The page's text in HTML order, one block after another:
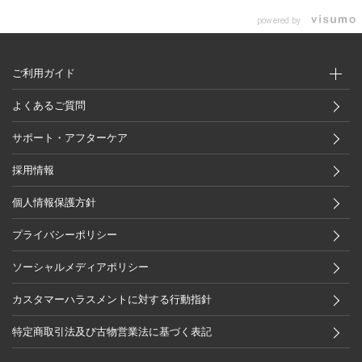
powered by
ご利用ガイド
よくあるご質問
サポート・アフターケア
採用情報
個人情報保護方針
プライバシーポリシー
ソーシャルメディアポリシー
カスタマーハラスメントに対する行動指針
特定商取引法及び古物営業法に基づく表記